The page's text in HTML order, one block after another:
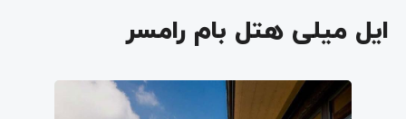
ایل میلی هتل بام رامسر